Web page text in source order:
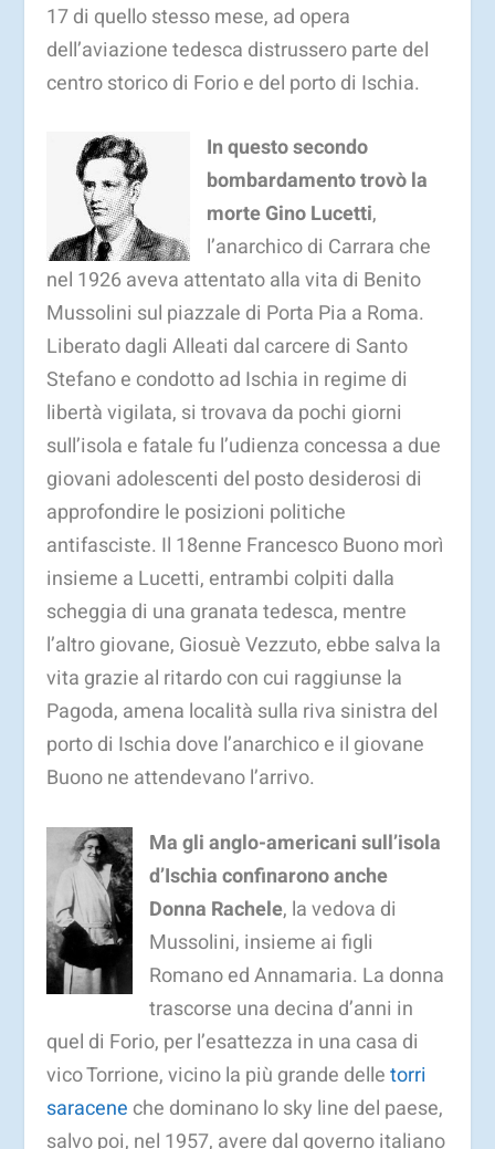
17 di quello stesso mese, ad opera
dell’aviazione tedesca distrussero parte del
centro storico di Forio e del porto di Ischia.
In questo secondo
bombardamento trovò la
morte Gino Lucetti,
l’anarchico di Carrara che
nel 1926 aveva attentato alla vita di Benito
Mussolini sul piazzale di Porta Pia a Roma.
Liberato dagli Alleati dal carcere di Santo
Stefano e condotto ad Ischia in regime di
libertà vigilata, si trovava da pochi giorni
sull’isola e fatale fu l’udienza concessa a due
giovani adolescenti del posto desiderosi di
approfondire le posizioni politiche
antifasciste. Il 18enne Francesco Buono morì
insieme a Lucetti, entrambi colpiti dalla
scheggia di una granata tedesca, mentre
l’altro giovane, Giosuè Vezzuto, ebbe salva la
vita grazie al ritardo con cui raggiunse la
Pagoda, amena località sulla riva sinistra del
porto di Ischia dove l’anarchico e il giovane
Buono ne attendevano l’arrivo.
Ma gli anglo-americani sull’isola
d’Ischia confinarono anche
Donna Rachele, la vedova di
Mussolini, insieme ai figli
Romano ed Annamaria. La donna
trascorse una decina d’anni in
quel di Forio, per l’esattezza in una casa di
vico Torrione, vicino la più grande delletorri
saracene che dominano lo sky line del paese,
salvo poi, nel 1957, avere dal governo italiano